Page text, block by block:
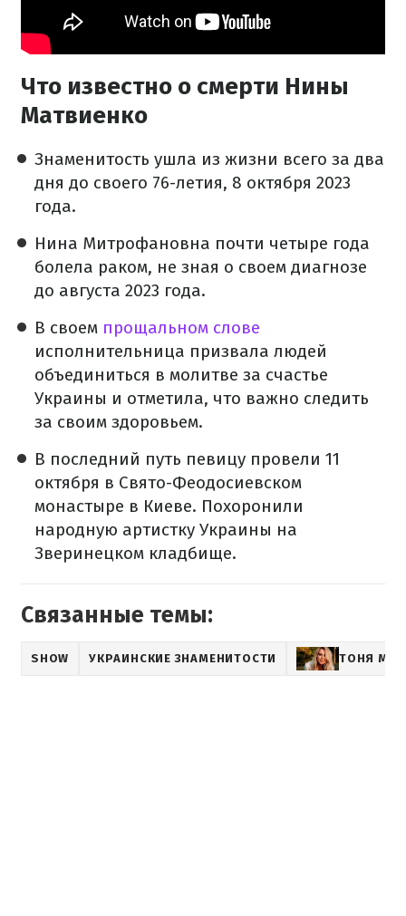
Что известно о смерти Нины
Матвиенко
Знаменитость ушла из жизни всего за два
дня до своего 76-летия, 8 октября 2023
года.
Нина Митрофановна почти четыре года
болела раком, не зная о своем диагнозе
до августа 2023 года.
В своем прощальном слове
исполнительница призвала людей
объединиться в молитве за счастье
Украины и отметила, что важно следить
за своим здоровьем.
В последний путь певицу провели 11
октября в Свято-Феодосиевском
монастыре в Киеве. Похоронили
народную артистку Украины на
Зверинецком кладбище.
Связанные темы:
SHOW УКРАИНСКИЕ ЗНАМЕНИТОСТИ ТОНЯ